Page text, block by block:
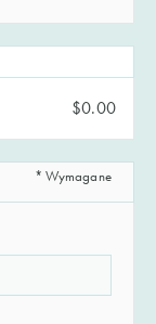
$0.00
* Wymagane